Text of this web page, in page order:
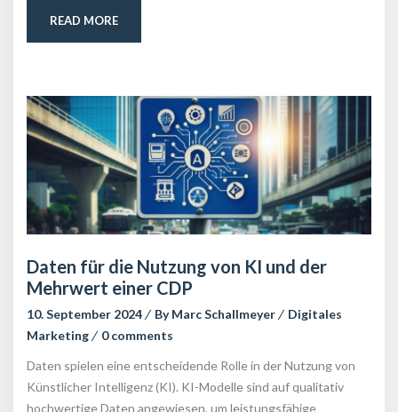
READ MORE
Daten für die Nutzung von KI und der
Mehrwert einer CDP
10. September 2024 By Marc Schallmeyer
Digitales
Marketing
0 comment
Daten spielen eine entscheidende Rolle in der Nutzung von
Künstlicher Intelligenz (KI). KI-Modelle sind auf qualitativ
hochwertige Daten angewiesen, um leistungsfähige